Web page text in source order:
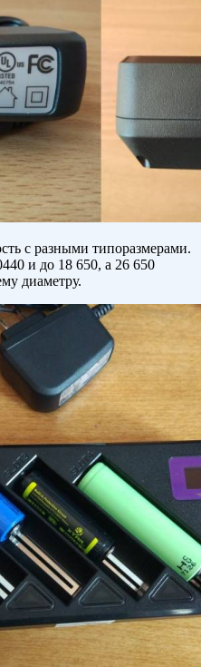
с разными типоразмерами.
и до 18 650, а 26 650
диаметру.